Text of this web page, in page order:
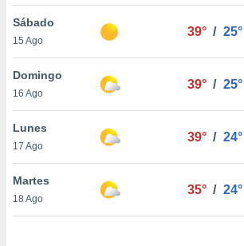
sitio
En
sean
el sitio
ni para
o
Sábado
15 Ago
39° / 25°
Domingo
16 Ago
39° / 25°
Lunes
17 Ago
39° / 24°
Martes
18 Ago
35° / 24°